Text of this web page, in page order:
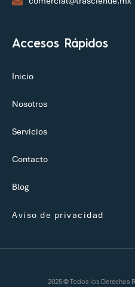
Accesos Rápidos
Inicio
Nosotros
Servicios
Contacto
Blog
Aviso de privacidad
2025 © Todos los Derechos